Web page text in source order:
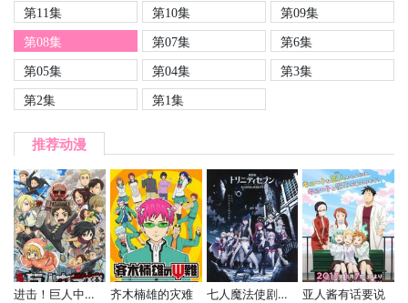
第11集 第10集
第09集
第08集
第07集
第6集
第05集
第04集
第3集
第2集
第1集
推荐动漫
进击！巨人中学校 齐木楠雄的灾难 七人魔法使剧场版 -悠久图书馆与炼金术少女- 亚人酱有话要说